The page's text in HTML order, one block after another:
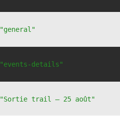
"general"
"events-details"
"Sortie trail – 25 août"